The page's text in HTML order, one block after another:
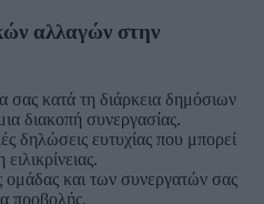
αλλαγών στην
σας κατά τη διάρκεια δημόσιων
διακοπή συνεργασίας.
δηλώσεις ευτυχίας που μπορεί
ομάδας και των συνεργατών σας
προβολής.